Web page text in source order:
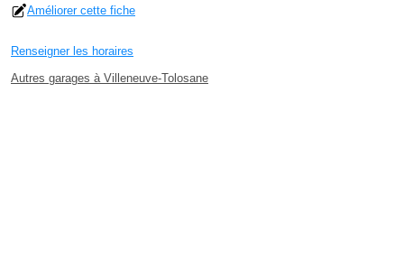
Améliorer cette fiche
Renseigner les horaires
Autres garages à Villeneuve-Tolosane